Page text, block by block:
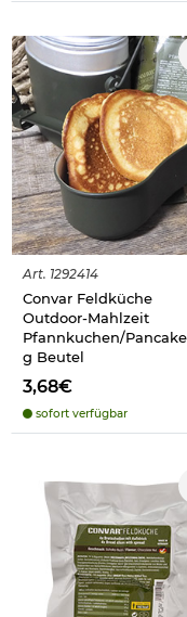
Art. 1292414
Convar Feldküche
Outdoor-Mahlzeit
Pfannkuchen/
g Beutel
3,68€
sofort verfügbar